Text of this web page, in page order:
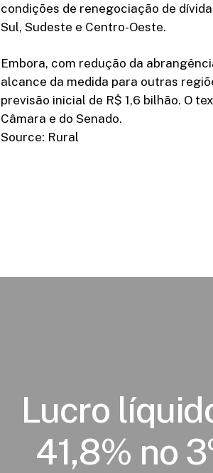
condições de renegociação de
Sul, Sudeste e Centro-Oeste.
Embora, com redução da
alcance da medida para outras
previsão inicial de R$ 1,6 bilhão. O
Câmara e do Senado.
Source: Rural
Lucro
41,8% no